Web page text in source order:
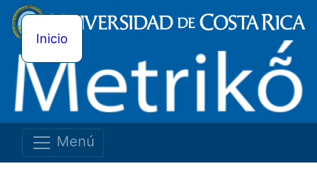
Inicio
Menú